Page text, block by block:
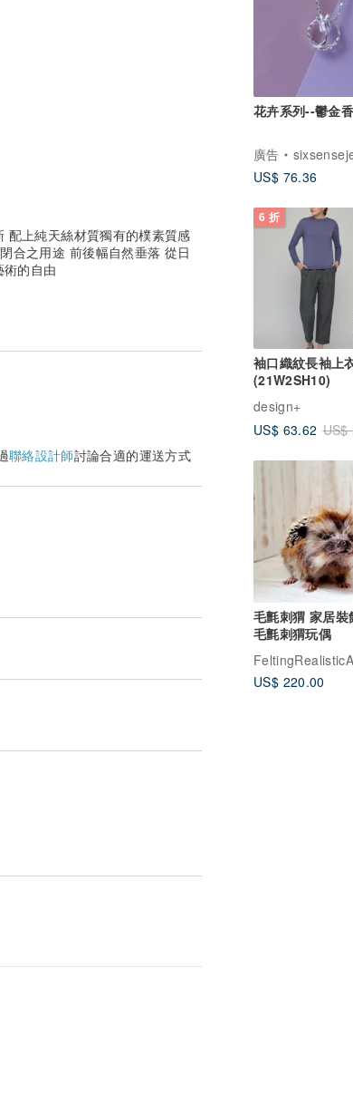
花卉系列--鬱金香
廣告
US$ 76.36
6 折
袖口織紋長袖上
(21W2SH10)
design+
US$ 63.62 US$
毛氈刺猬 家居裝
毛氈刺猬玩偶
US$ 220.00
配上純天絲材質獨有的樸素質感
合之用途 前後幅自然垂落 從日
的自由
聯絡設計師討論合適的運送方式